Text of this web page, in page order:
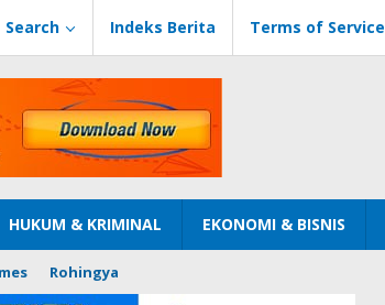
Search Indeks Berita Terms of Service
HUKUM & KRIMINAL EKONOMI & BISNIS
Rohingya